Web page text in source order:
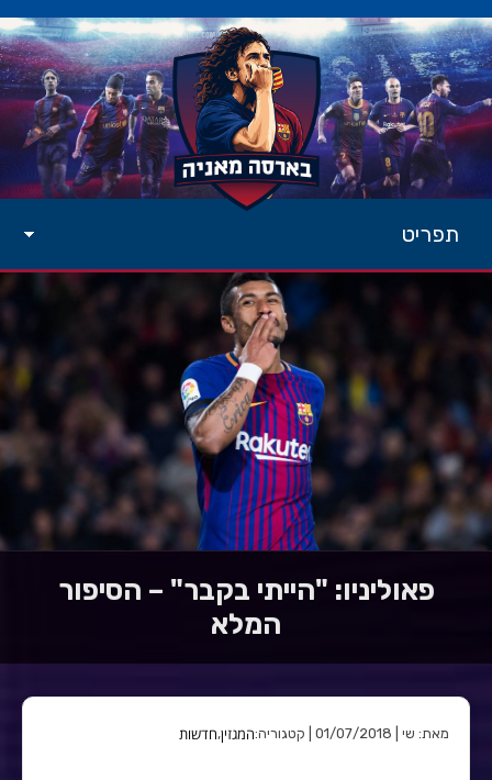
תפריט
פאוליניו: "הייתי בקבר" – הסיפור
המלא
מאת: שי | 01/07/2018 | קטגוריה: המגזין,חדשות